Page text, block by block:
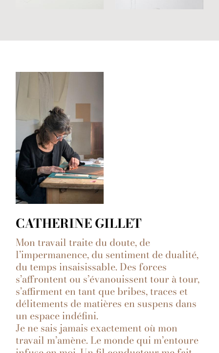
CATHERINE GILLET
Mon travail traite du doute, de
l’impermanence, du sentiment de dualité,
du temps insaisissable. Des forces
s’affrontent ou s’évanouissent tour à tour,
s’affirment en tant que bribes, traces et
délitements de matières en suspens dans
un espace indéfini.
Je ne sais jamais exactement où mon
travail m’amène. Le monde qui m’entoure